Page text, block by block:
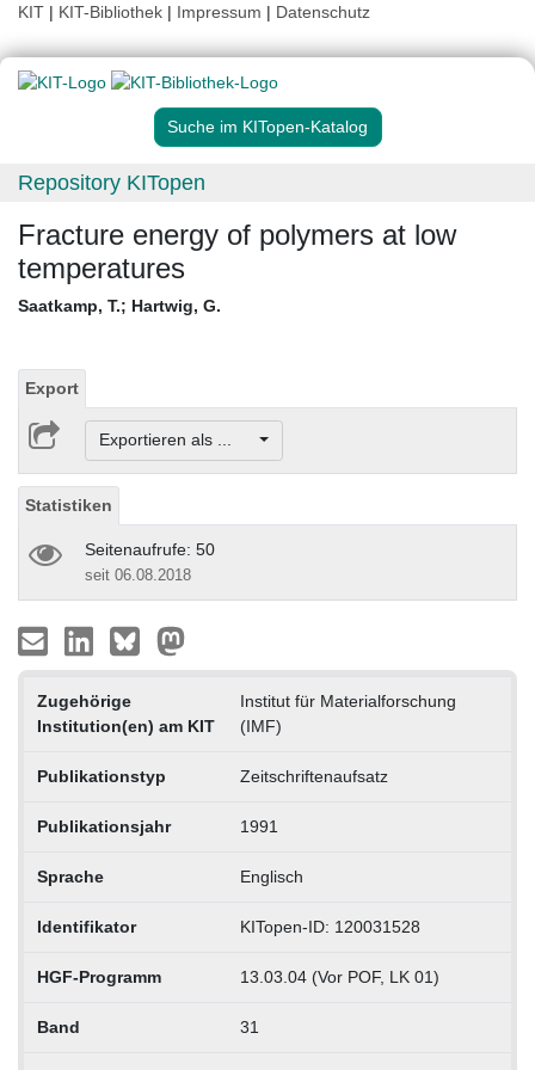
KIT | KIT-Bibliothek | Impressum | Datenschutz
Suche im KITopen-Katalog
Repository KITopen
Fracture energy of polymers at low
temperatures
Saatkamp, T.; Hartwig, G.
Export
Exportieren als ...
Statistiken
Seitenaufrufe: 50
seit 06.08.2018
Zugehörige
Institution(en) am KIT
Institut für Materialforschung
(IMF)
Publikationstyp Zeitschriftenaufsatz
Publikationsjahr 1991
Sprache Englisch
Identifikator KITopen-ID: 120031528
HGF-Programm 13.03.04 (Vor POF, LK 01)
Band 31